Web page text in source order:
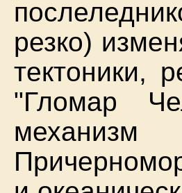
резко)
тектоники,
"Гломар